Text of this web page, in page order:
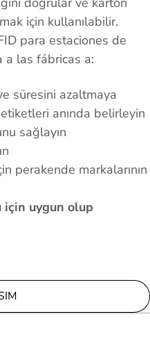
için kullanılabilir.
para estaciones de
a las fábricas a:
süresini azaltmaya
etiketleri anında belirleyin
sağlayın
perakende markalarının
için uygun olup